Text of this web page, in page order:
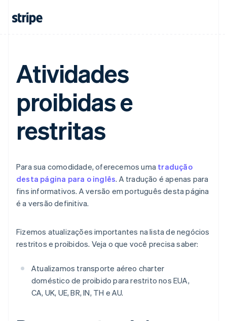
Atividades
proibidas e
restritas
Para sua comodidade, oferecemos uma tradução
desta página para o inglês. A tradução é apenas para
fins informativos. A versão em português desta página
é a versão definitiva.
Fizemos atualizações importantes na lista de negócios
restritos e proibidos. Veja o que você precisa saber:
Atualizamos transporte aéreo charter
doméstico de proibido para restrito nos EUA,
CA, UK, UE, BR, IN, TH e AU.